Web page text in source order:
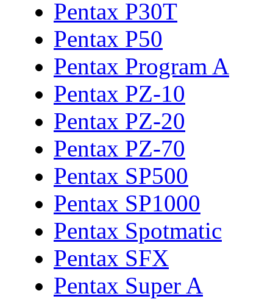
Pentax P30T
Pentax P50
Pentax Program A
Pentax PZ-10
Pentax PZ-20
Pentax PZ-70
Pentax SP500
Pentax SP1000
Pentax Spotmatic
Pentax SFX
Pentax Super A